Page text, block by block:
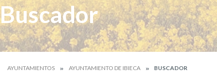
Buscador
AYUNTAMIENTOS AYUNTAMIENTO DE IBIECA BUSCADOR